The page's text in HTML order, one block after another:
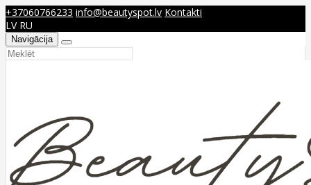
+37060766233 info@beautyspot.lv Kontakti
LV RU
Navigācija